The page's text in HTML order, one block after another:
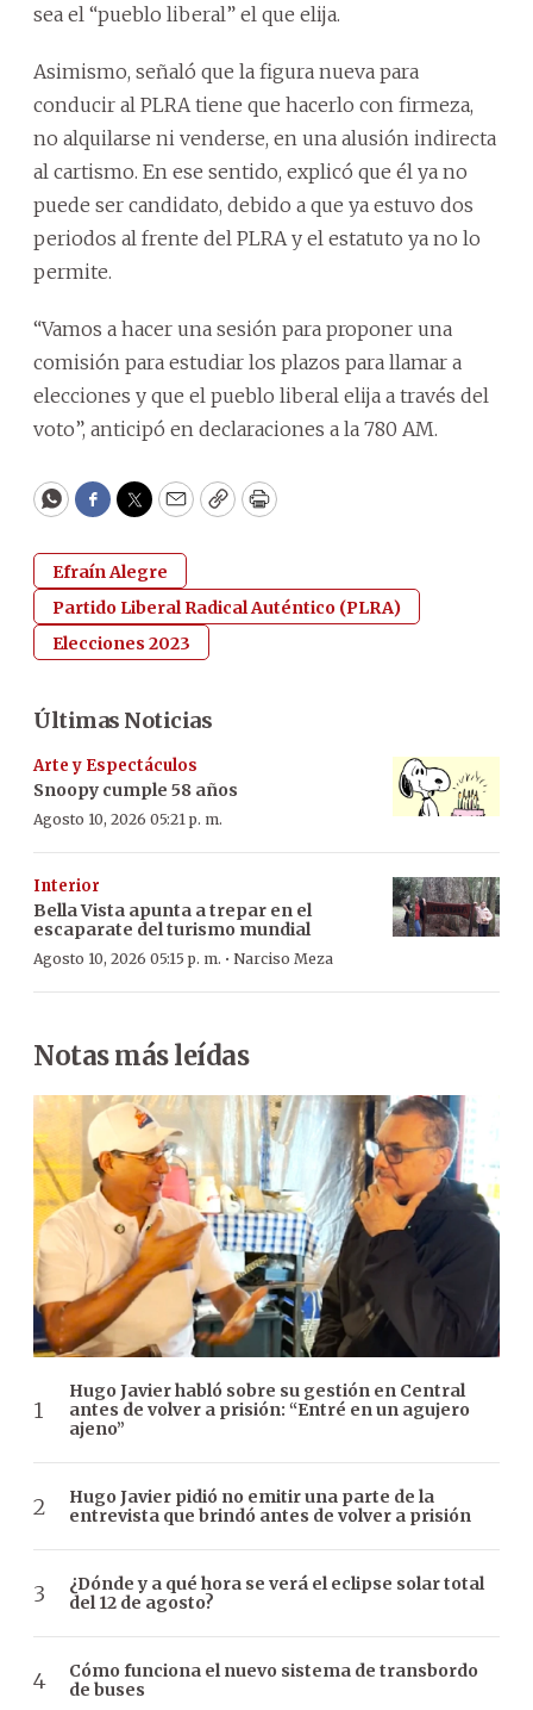
sea el “pueblo liberal” el que elija.
Asimismo, señaló que la figura nueva para
conducir al PLRA tiene que hacerlo con firmeza,
no alquilarse ni venderse, en una alusión indirecta
al cartismo. En ese sentido, explicó que él ya no
puede ser candidato, debido a que ya estuvo dos
periodos al frente del PLRA y el estatuto ya no lo
permite.
“Vamos a hacer una sesión para proponer una
comisión para estudiar los plazos para llamar a
elecciones y que el pueblo liberal elija a través del
voto”, anticipó en declaraciones a la 780 AM.
WhatsApp
Facebook
Twitter
EmailCopyPrint
Efraín Alegre
Partido Liberal Radical Auténtico (PLRA)
Elecciones 2023
Últimas Noticias
Arte y Espectáculos
Snoopy cumple 58 años
Agosto 10, 2026 05:21 p. m.
Interior
Bella Vista apunta a trepar en el
escaparate del turismo mundial
Agosto 10, 2026 05:15 p. m. · Narciso Meza
Notas más leídas
Hugo Javier habló sobre su gestión en Central
antes de volver a prisión: “Entré en un agujero
ajeno”
Hugo Javier pidió no emitir una parte de la
entrevista que brindó antes de volver a prisión
¿Dónde y a qué hora se verá el eclipse solar total
del 12 de agosto?
Cómo funciona el nuevo sistema de transbordo
de buses